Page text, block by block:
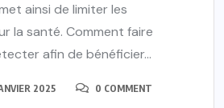
ainsi de limiter les
la santé. Comment faire
afin de bénéficier...
2025 0 COMMENT